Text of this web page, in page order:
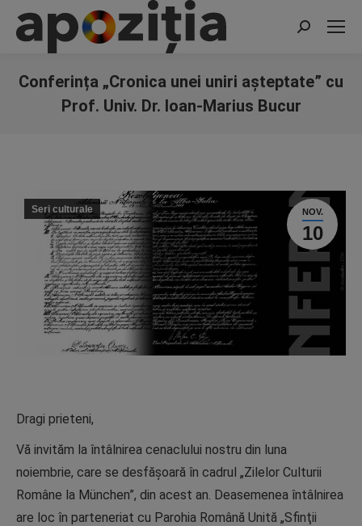
Search:
Conferința „Cronica unei uniri aşteptate” cu
Prof. Univ. Dr. Ioan-Marius Bucur
NOV.
10
Seri culturale
Dragi prieteni,
Vă invităm la întâlnirea cenaclului nostru din luna
noiembrie, care se desfăşoară în cadrul „Zilelor Culturii
Române la München”, din acest an. Deasemenea întâlnirea
are loc în parteneriat cu Parohia Română Unită „Sfinţii